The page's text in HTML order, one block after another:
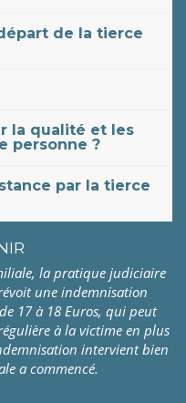
de la tierce
la qualité et les
personne ?
par la tierce
la pratique judiciaire
une indemnisation
17 à 18 Euros, qui peut
à la victime en plus
intervient bien
a commencé.